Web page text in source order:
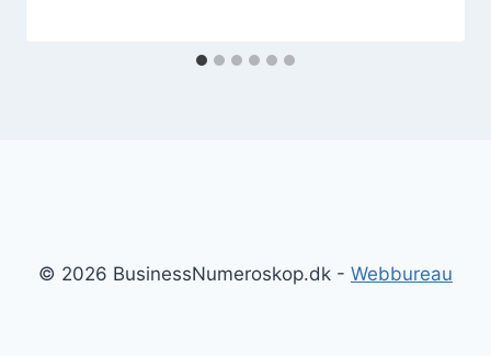
© 2026 BusinessNumeroskop.dk - Webbureau